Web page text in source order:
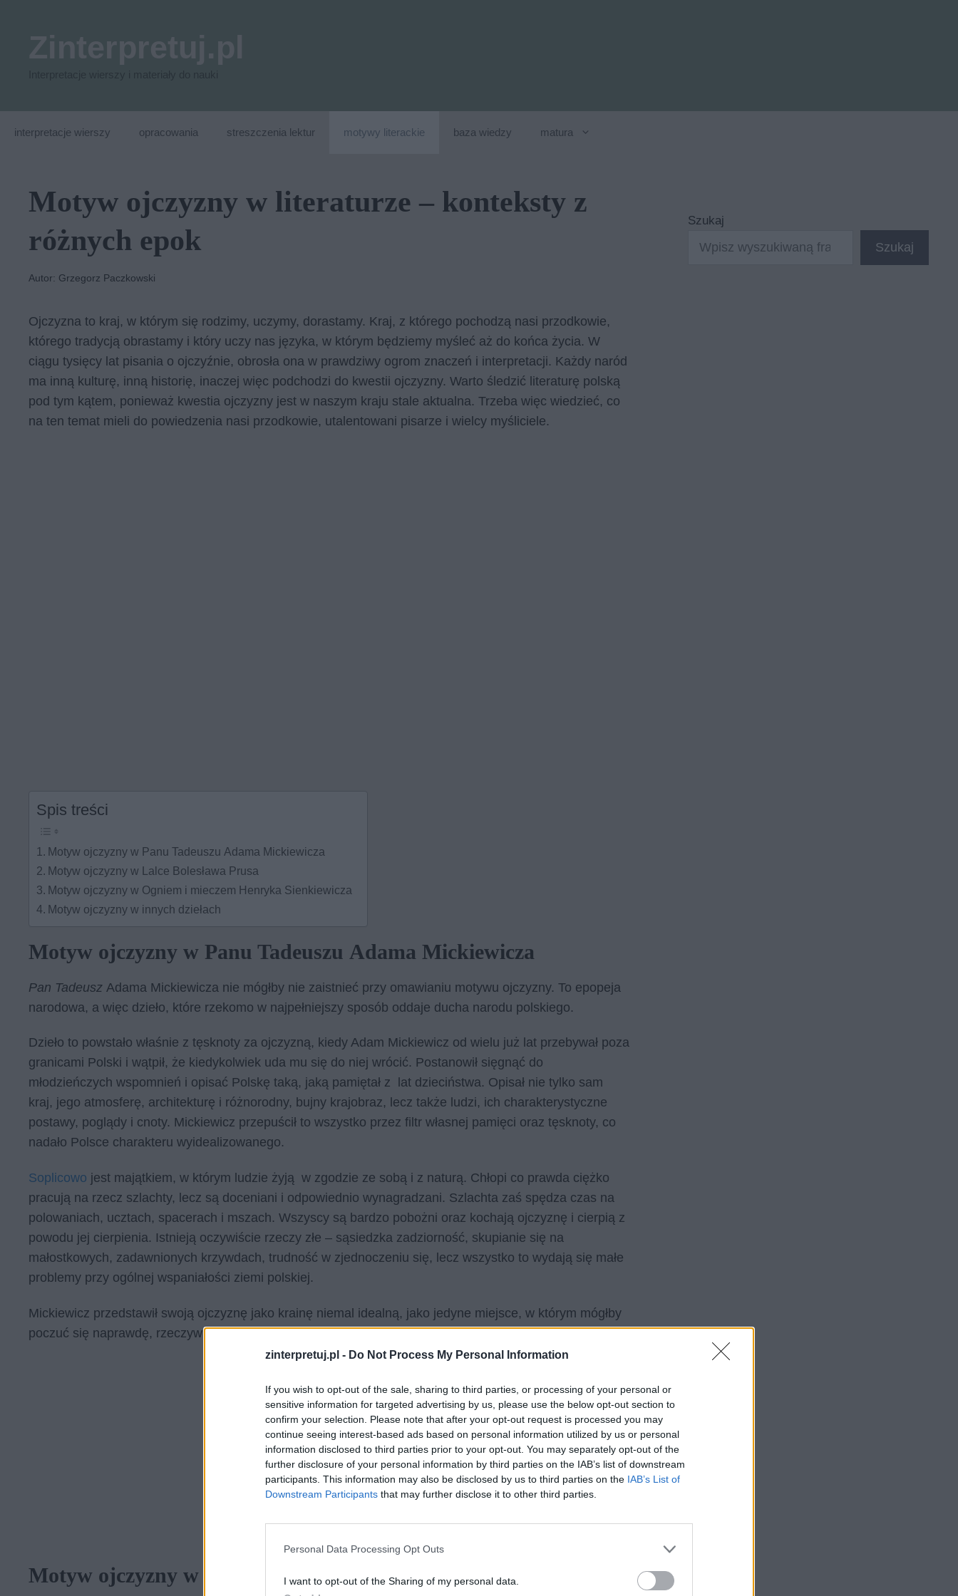
zinterpretuj.pl - Do Not Process My Personal Information
If you wish to opt-out of the sale, sharing to third parties, or processing of your personal or
sensitive information for targeted advertising by us, please use the below opt-out section to
confirm your selection. Please note that after your opt-out request is processed you may
continue seeing interest-based ads based on personal information utilized by us or personal
information disclosed to third parties prior to your opt-out. You may separately opt-out of the
further disclosure of your personal information by third parties on the IAB’s list of downstream
participants. This information may also be disclosed by us to third parties on the IAB’s List of
Downstream Participants that may further disclose it to other third parties.
Personal Data Processing Opt Outs
I want to opt-out of the Sharing of my personal data.
interpretacje wierszy opracowania streszczenia lektur motywy literackie baza wiedzy matura
Motyw ojczyzny w literaturze – konteksty z
różnych epok
Autor: Grzegorz Paczkowski
Ojczyzna to kraj, w którym się rodzimy, uczymy, dorastamy. Kraj, z którego pochodzą nasi przodkowie,
którego tradycją obrastamy i który uczy nas języka, w którym będziemy myśleć aż do końca życia. W
ciągu tysięcy lat pisania o ojczyźnie, obrosła ona w prawdziwy ogrom znaczeń i interpretacji. Każdy naród
ma inną kulturę, inną historię, inaczej więc podchodzi do kwestii ojczyzny. Warto śledzić literaturę polską
pod tym kątem, ponieważ kwestia ojczyzny jest w naszym kraju stale aktualna. Trzeba więc wiedzieć, co
na ten temat mieli do powiedzenia nasi przodkowie, utalentowani pisarze i wielcy myśliciele.
Spis treści
Motyw ojczyzny w Panu Tadeuszu Adama Mickiewicza
Motyw ojczyzny w Lalce Bolesława Prusa
Motyw ojczyzny w Ogniem i mieczem Henryka Sienkiewicza
Motyw ojczyzny w innych dziełach
Motyw ojczyzny w Panu Tadeuszu Adama Mickiewicza
Pan Tadeusz Adama Mickiewicza nie mógłby nie zaistnieć przy omawianiu motywu ojczyzny. To epopeja
narodowa, a więc dzieło, które rzekomo w najpełniejszy sposób oddaje ducha narodu polskiego.
Dzieło to powstało właśnie z tęsknoty za ojczyzną, kiedy Adam Mickiewicz od wielu już lat przebywał poza
granicami Polski i wątpił, że kiedykolwiek uda mu się do niej wrócić. Postanowił sięgnąć do
młodzieńczych wspomnień i opisać Polskę taką, jaką pamiętał z lat dzieciństwa. Opisał nie tylko sam
kraj, jego atmosferę, architekturę i różnorodny, bujny krajobraz, lecz także ludzi, ich charakterystyczne
postawy, poglądy i cnoty. Mickiewicz przepuścił to wszystko przez filtr własnej pamięci oraz tęsknoty, co
nadało Polsce charakteru wyidealizowanego.
Soplicowo jest majątkiem, w którym ludzie żyją w zgodzie ze sobą i z naturą. Chłopi co prawda ciężko
pracują na rzecz szlachty, lecz są doceniani i odpowiednio wynagradzani. Szlachta zaś spędza czas na
polowaniach, ucztach, spacerach i mszach. Wszyscy są bardzo pobożni oraz kochają ojczyznę i cierpią z
powodu jej cierpienia. Istnieją oczywiście rzeczy złe – sąsiedzka zadziorność, skupianie się na
małostkowych, zadawnionych krzywdach, trudność w zjednoczeniu się, lecz wszystko to wydają się małe
problemy przy ogólnej wspaniałości ziemi polskiej.
Mickiewicz przedstawił swoją ojczyznę jako krainę niemal idealną, jako jedyne miejsce, w którym mógłby
poczuć się naprawdę, rzeczywiście szczęśliwy i spełniony.
Motyw ojczyzny w Lalce Bolesława Prusa
Szukaj
Szukaj